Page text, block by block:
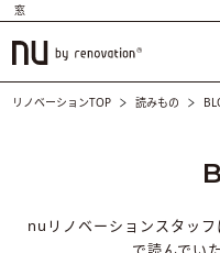
窓
リノベーションTOP 読みもの
nuリノベーションスタッフ